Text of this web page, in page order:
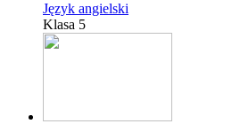
Język angielski
Klasa 5